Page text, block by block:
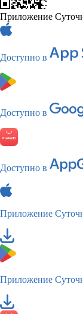
Приложение
Доступно в
Доступно в
Доступно в
Приложение
Приложение